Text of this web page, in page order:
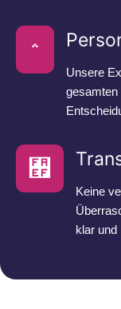
Keine
klar und
Unsere
gesamten